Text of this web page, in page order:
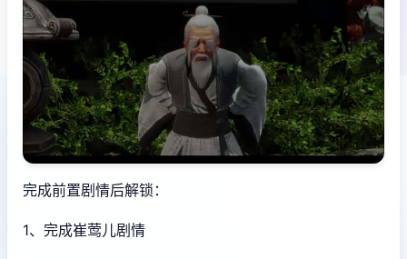
完成前置剧情后解锁：
1、完成崔莺儿剧情